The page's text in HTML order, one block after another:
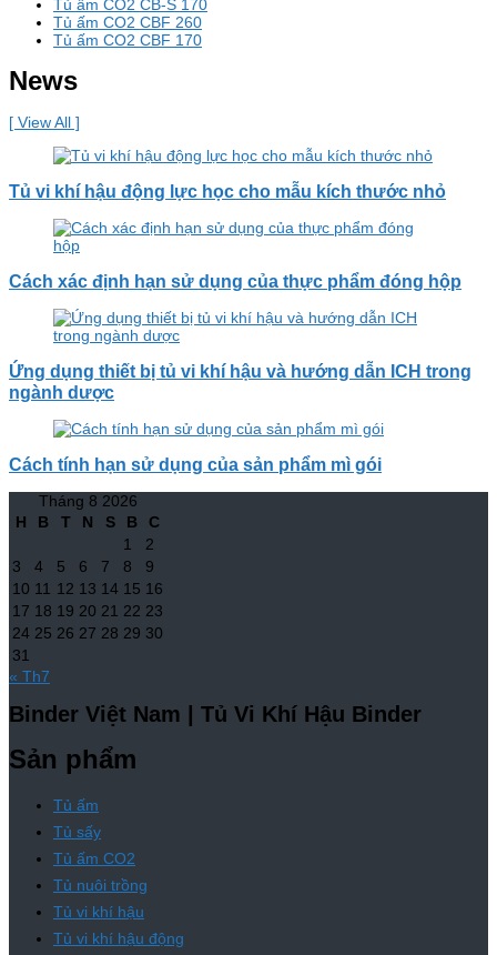
Tủ ấm CO2 CB-S 170
Tủ ấm CO2 CBF 260
Tủ ấm CO2 CBF 170
News
[ View All ]
Tủ vi khí hậu động lực học cho mẫu kích thước nhỏ
Cách xác định hạn sử dụng của thực phẩm đóng hộp
Ứng dụng thiết bị tủ vi khí hậu và hướng dẫn ICH trong
ngành dược
Cách tính hạn sử dụng của sản phẩm mì gói
Tháng 8 2026
H
B T N S B
C
1
2
3
4 5 6 7 8
9
10 11 12 13 14 15 16
17 18 19 20 21 22 23
24 25 26 27 28 29 30
31
« Th7
Binder Việt Nam | Tủ Vi Khí Hậu Binder
Sản phẩm
Tủ ấm
Tủ sấy
Tủ ấm CO2
Tủ nuôi trồng
Tủ vi khí hậu
Tủ vi khí hậu động